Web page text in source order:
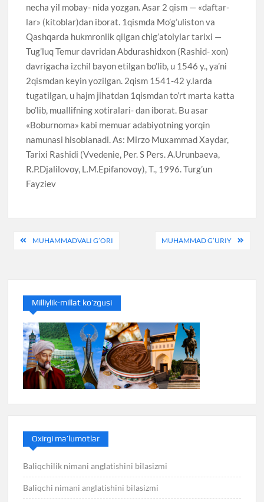
necha yil mobay- nida yozgan. Asar 2 qism — «daftar-
lar» (kitoblar)dan iborat. 1qismda Mo’g’uliston va
Qashqarda hukmronlik qilgan chig’atoiylar tarixi —
Tug’luq Temur davridan Abdurashidxon (Rashid- xon)
davrigacha izchil bayon etilgan bo’lib, u 1546 y., ya’ni
2qismdan keyin yozilgan. 2qism 1541-42 y.larda
tugatilgan, u hajm jihatdan 1qismdan to’rt marta katta
bo’lib, muallifning xotiralari- dan iborat. Bu asar
«Boburnoma» kabi memuar adabiyotning yorqin
namunasi hisoblanadi. As: Mirzo Muxammad Xaydar,
Tarixi Rashidi (Vvedenie, Per. S Pers. A.Urunbaeva,
R.P.Djalilovoy, L.M.Epifanovoy), T., 1996. Turg’un
Fayziev
PostMUHAMMADVALI G’ORI MUHAMMAD G’URIY
Milliylik-millat ko’zgusi
Oxirgi ma’lumotlar
Baliqchilik nimani anglatishini bilasizmi
Baliqchi nimani anglatishini bilasizmi